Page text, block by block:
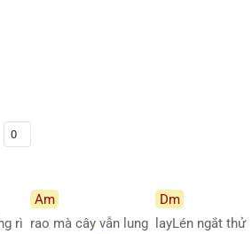
rì
Am
rao mà cây vẫn lung
Dm
layLén ngắt thử